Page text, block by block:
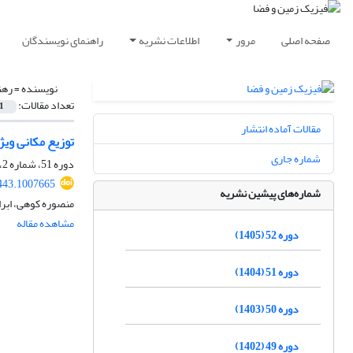
صفحه اصلی مرور اطلاعات نشریه راهنمای نویسندگان
نویسنده =
تعداد مقالات: 1
توزیع مکانی
دوره 51، شماره 2، تابستان 1404، صفحه
منصوره کوهی،
مشاهده مقاله
مقالات آماده انتشار
شماره جاری
شماره‌های پیشین نشریه
دوره 52 (1405)
دوره 51 (1404)
دوره 50 (1403)
دوره 49 (1402)